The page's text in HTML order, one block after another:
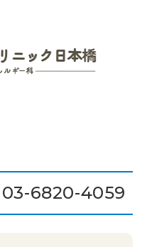
03-6820-4059